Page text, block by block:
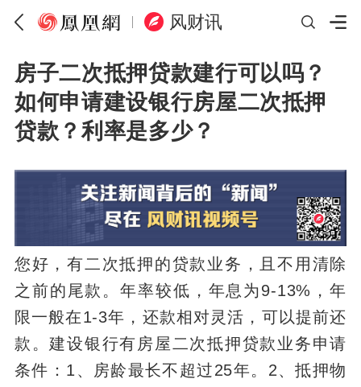
风财讯
房子二次抵押贷款建行可以吗？
如何申请建设银行房屋二次抵押
贷款？利率是多少？
您好，有二次抵押的贷款业务，且不用清除
之前的尾款。年率较低，年息为9-13%，年
限一般在1-3年，还款相对灵活，可以提前还
款。建设银行有房屋二次抵押贷款业务申请
条件：1、房龄最长不超过25年。2、抵押物